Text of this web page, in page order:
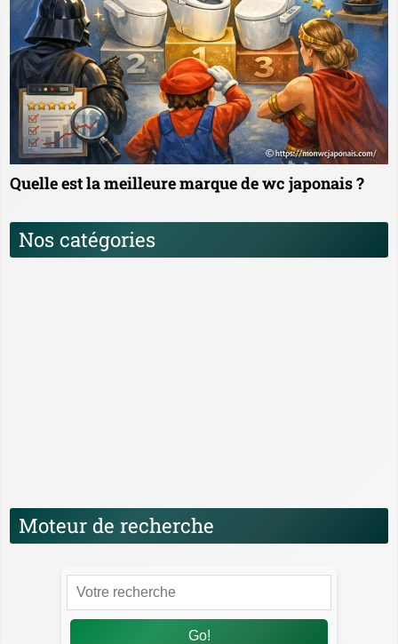
Quelle est la meilleure marque de wc japonais ?
Nos catégories
Moteur de recherche
Go!